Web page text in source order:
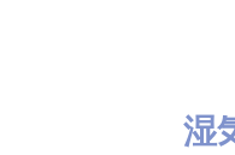
湿